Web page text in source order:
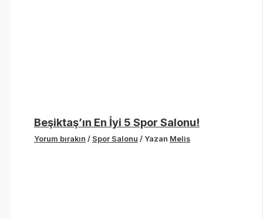
Beşiktaş’ın En İyi 5 Spor Salonu!
Yorum bırakın / Spor Salonu / Yazan Melis